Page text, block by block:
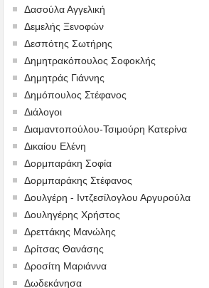
Δασούλα Αγγελική
Δεμελής Ξενοφών
Δεσπότης Σωτήρης
Δημητρακόπουλος Σοφοκλής
Δημητράς Γιάννης
Δημόπουλος Στέφανος
Διάλογοι
Διαμαντοπούλου-Τσιμούρη Κατερίνα
Δικαίου Ελένη
Δορμπαράκη Σοφία
Δορμπαράκης Στέφανος
Δουλγέρη - Ιντζεσίλογλου Αργυρούλα
Δουληγέρης Χρήστος
Δρεττάκης Μανώλης
Δρίτσας Θανάσης
Δροσίτη Μαριάννα
Δωδεκάνησα